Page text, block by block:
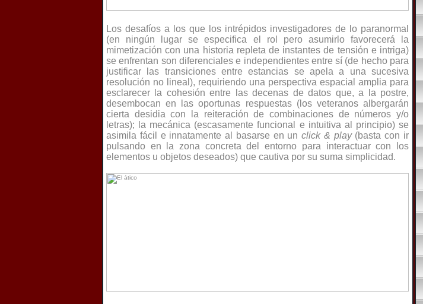
Los desafíos a los que los intrépidos investigadores de lo paranormal
(en ningún lugar se especifica el rol pero asumirlo favorecerá la
mimetización con una historia repleta de instantes de tensión e intriga)
se enfrentan son diferenciales e independientes entre sí (de hecho para
justificar las transiciones entre estancias se apela a una sucesiva
resolución no lineal), requiriendo una perspectiva espacial amplia para
esclarecer la cohesión entre las decenas de datos que, a la postre,
desembocan en las oportunas respuestas (los veteranos albergarán
cierta desidia con la reiteración de combinaciones de números y/o
letras); la mecánica (escasamente funcional e intuitiva al principio) se
asimila fácil e innatamente al basarse en unclick & play(basta con ir
pulsando en la zona concreta del entorno para interactuar con los
elementos u objetos deseados) que cautiva por su suma simplicidad.